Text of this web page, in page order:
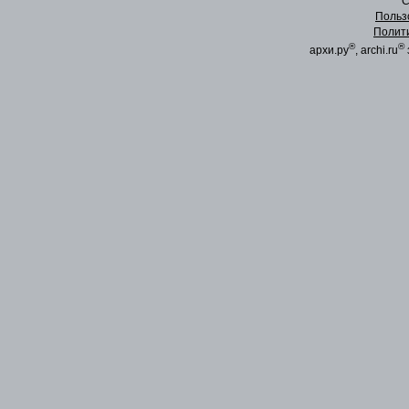
архи.ру®, archi.ru®